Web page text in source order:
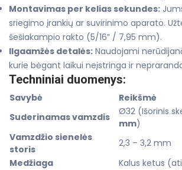
Montavimas per kelias sekundes:
sriegimo įrankių ar suvirinimo aparato.
šešiakampio rakto (5/16” / 7,95 mm).
Ilgaamžės detalės: Naudojami
kurie bėgant laikui neįstringa ir
Techniniai duomenys:
Savybė
Reikšmė
Suderinamas vamzdis
Ø32 (Išorinis
mm)
Vamzdžio sienelės
storis
2,3 – 3,2 mm
Medžiaga
Kalus ketus